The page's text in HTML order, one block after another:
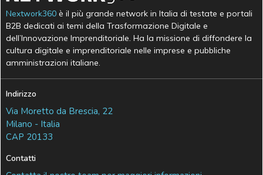
Nextwork360 è il più grande network in Italia di testate e portali
B2B dedicati ai temi della Trasformazione Digitale e
dell’Innovazione Imprenditoriale. Ha la missione di diffondere la
cultura digitale e imprenditoriale nelle imprese e pubbliche
amministrazioni italiane.
Indirizzo
Via Moretto da Brescia, 22
Milano - Italia
CAP 20133
Contatti